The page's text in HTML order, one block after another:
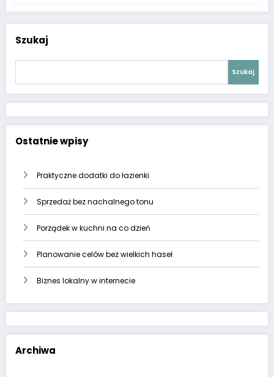
Szukaj
Szukaj
Ostatnie wpisy
Praktyczne dodatki do łazienki
Sprzedaż bez nachalnego tonu
Porządek w kuchni na co dzień
Planowanie celów bez wielkich haseł
Biznes lokalny w internecie
Archiwa